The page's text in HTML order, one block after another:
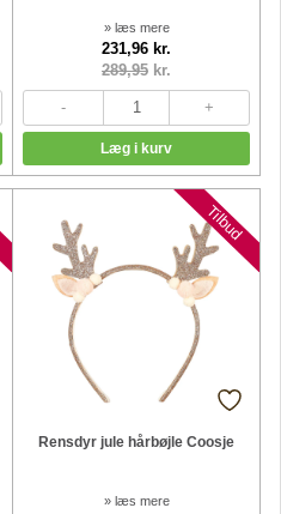
» læs mere
231,96 kr.
289,95 kr.
Rensdyr jule hårbøjle Coosje
» læs mere
Tilbud